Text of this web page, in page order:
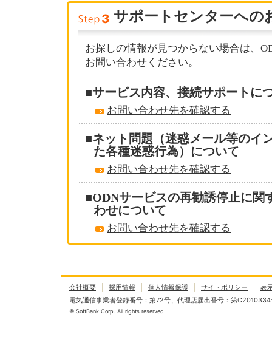
サポートセンターへの
お探しの情報が見つからない場合は、
お問い合わせください。
■サービス内容、接続サポートに
お問い合わせ先を確認する
■ネット問題（迷惑メール等のイ
た各種迷惑行為）について
お問い合わせ先を確認する
■ODNサービスの再勧誘停止に関
わせについて
お問い合わせ先を確認する
会社概要 採用情報 個人情報保護 サイトポリシー
表
電気通信事業者登録番号：第72号、代理店届出番号：第C2010334
© SoftBank Corp. All rights reserved.